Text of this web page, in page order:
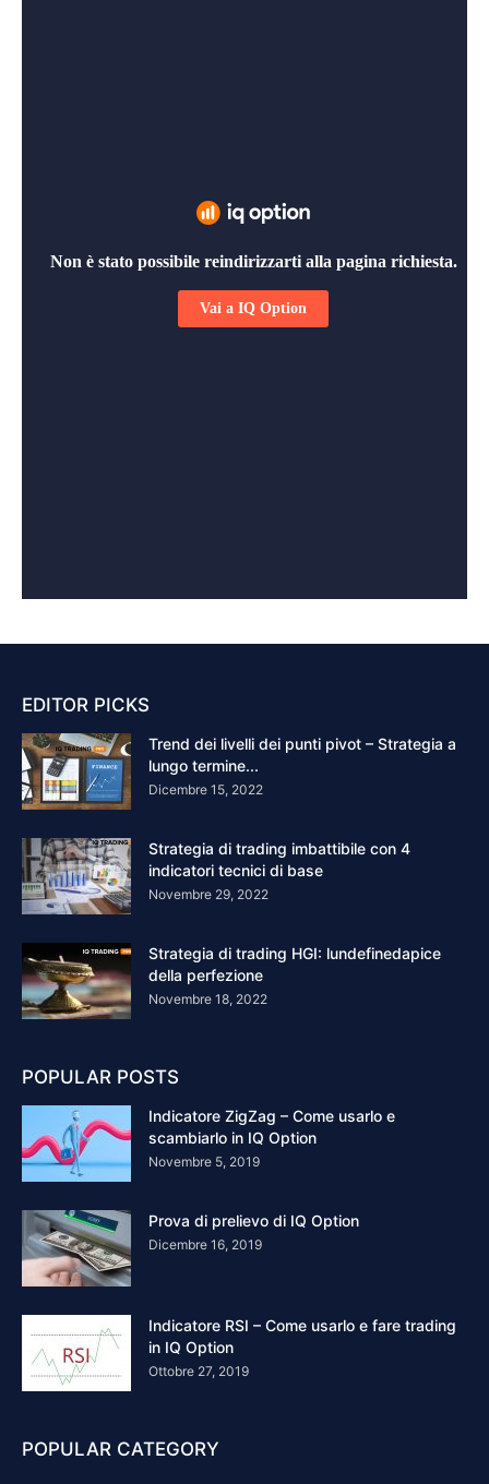
EDITOR PICKS
Trend dei livelli dei punti pivot – Strategia a
lungo termine...
Dicembre 15, 2022
Strategia di trading imbattibile con 4
indicatori tecnici di base
Novembre 29, 2022
Strategia di trading HGI: lundefinedapice
della perfezione
Novembre 18, 2022
POPULAR POSTS
Indicatore ZigZag – Come usarlo e
scambiarlo in IQ Option
Novembre 5, 2019
Prova di prelievo di IQ Option
Dicembre 16, 2019
Indicatore RSI – Come usarlo e fare trading
in IQ Option
Ottobre 27, 2019
POPULAR CATEGORY